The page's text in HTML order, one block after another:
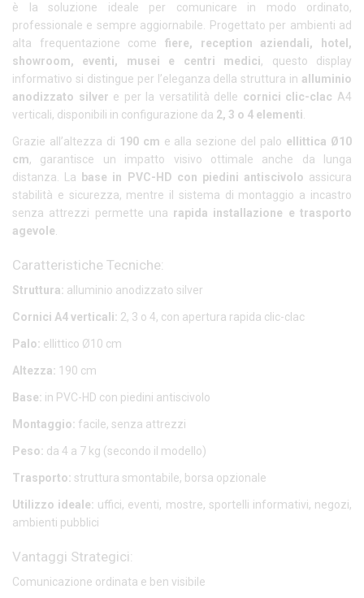
è la soluzione ideale per comunicare in modo ordinato,
professionale e sempre aggiornabile. Progettato per ambienti ad
alta frequentazione come fiere, reception aziendali, hotel,
showroom, eventi, musei e centri medici, questo display
informativo si distingue per l’eleganza della struttura in alluminio
anodizzato silver e per la versatilità delle cornici clic-clac A4
verticali, disponibili in configurazione da 2, 3 o 4 elementi
Grazie all’altezza di 190 cm e alla sezione del palo ellittica Ø10
cm, garantisce un impatto visivo ottimale anche da lunga
distanza. La
base in PVC-HD con piedini antiscivolo assicura
stabilità e sicurezza, mentre il sistema di montaggio a incastro
senza attrezzi permette una rapida installazione e trasporto
agevole
Caratteristiche Tecniche:
Struttura: alluminio anodizzato silver
Cornici A4 verticali: 2, 3 o 4, con apertura rapida clic-clac
Palo: ellittico Ø10 cm
Altezza: 190 cm
Base: in PVC-HD con piedini antiscivolo
Montaggio: facile, senza attrezzi
Peso: da 4 a 7 kg (secondo il modello)
Trasporto: struttura smontabile, borsa opzionale
Utilizzo ideale: uffici, eventi, mostre, sportelli informativi, negozi,
ambienti pubblici
Vantaggi Strategici:
Comunicazione ordinata e ben visibile